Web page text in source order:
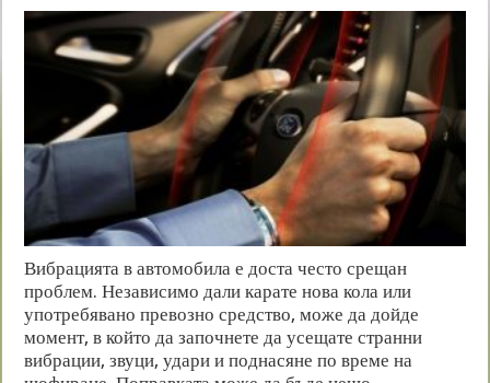
Вибрацията в автомобила е доста често срещан
проблем. Независимо дали карате нова кола или
употребявано превозно средство, може да дойде
момент, в който да започнете да усещате странни
вибрации, звуци, удари и поднасяне по време на